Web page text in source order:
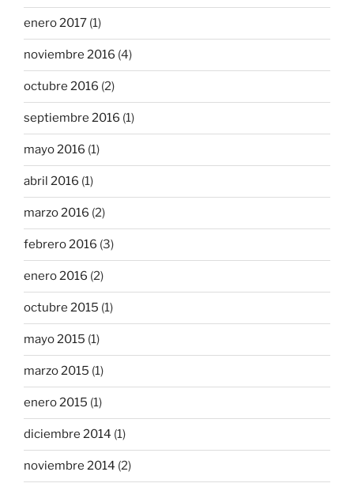
enero 2017 (1)
noviembre 2016 (4)
octubre 2016 (2)
septiembre 2016 (1)
mayo 2016 (1)
abril 2016 (1)
marzo 2016 (2)
febrero 2016 (3)
enero 2016 (2)
octubre 2015 (1)
mayo 2015 (1)
marzo 2015 (1)
enero 2015 (1)
diciembre 2014 (1)
noviembre 2014 (2)